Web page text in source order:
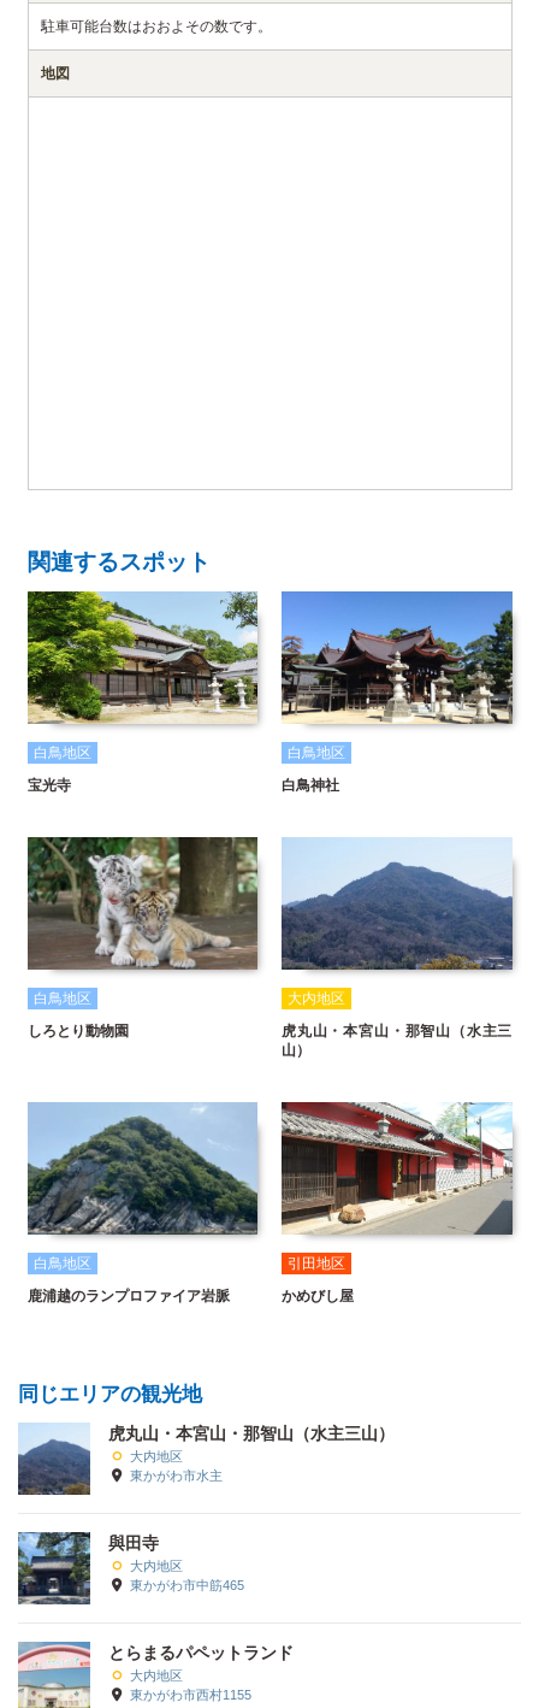
駐車可能台数はおおよその数です。
地図
関連するスポット
白鳥地区
宝光寺
白鳥地区
白鳥神社
白鳥地区
しろとり動物園
大内地区
虎丸山・本宮山・那智山（水主三
山）
白鳥地区
鹿浦越のランプロファイア岩脈
引田地区
かめびし屋
同じエリアの観光地
虎丸山・本宮山・那智山（水主三山）
大内地区
東かがわ市水主
與田寺
大内地区
東かがわ市中筋465
とらまるパペットランド
大内地区
東かがわ市西村1155